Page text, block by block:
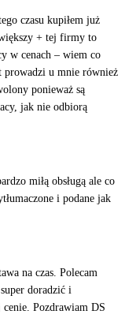
czasu kupiłem już
+ tej firmy to
w cenach – wiem co
prowadzi u mnie również
ponieważ są
jak nie odbiorą
miłą obsługą ale co
i podane jak
na czas. Polecam
doradzić i
Pozdrawiam DS